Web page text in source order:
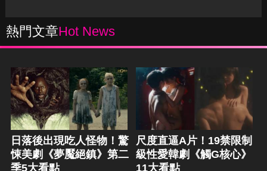
熱門文章Hot News
日落後出現吃人怪物！驚
悚美劇《夢魘絕鎮》第二
季5大看點
尺度直逼A片！19禁限制
級性愛韓劇《觸G核心》
11大看點